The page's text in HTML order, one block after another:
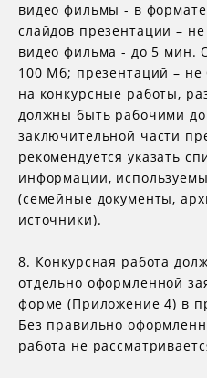
видео фильмы - в
слайдов презентации –
видео фильма - до 5 мин.
100 Мб; презентаций –
на конкурсные работы,
должны быть рабочими до
заключительной части
рекомендуется указать
информации,
(семейные документы,
источники).
8. Конкурсная работа
отдельно оформленной
форме (Приложение 4) в
Без правильно
работа не